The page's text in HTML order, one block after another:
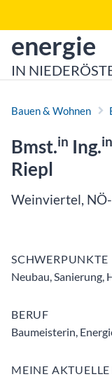
zur Startseite von
energie
IN
Bauen & Wohnen
Bmst.in Ing.in
Riepl
Weinviertel,
SCHWERPUNKTE
Neubau, Sanierung,
BERUF
Baumeisterin,
MEINE